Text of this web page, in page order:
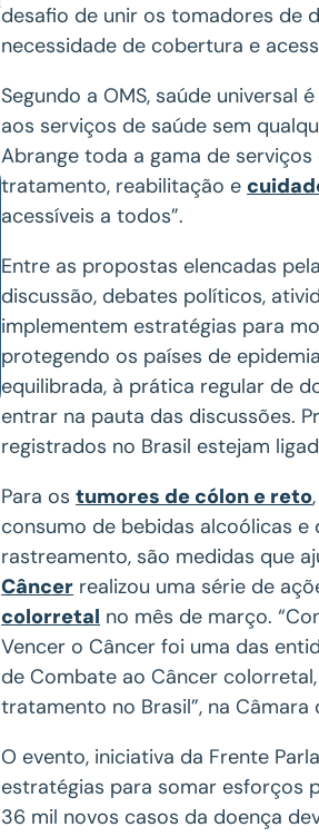
desafio de unir os tomadores de
necessidade de cobertura e
Segundo a OMS, saúde universal
aos serviços de saúde sem
Abrange toda a gama de
tratamento, reabilitação e
acessíveis a todos”.
Entre as propostas elencadas
discussão, debates políticos,
implementem estratégias para
protegendo os países de
equilibrada, à prática regular de
entrar na pauta das discussões.
registrados no Brasil estejam
Para ostumores de cólon e reto
consumo de bebidas alcoólicas
rastreamento, são medidas que
Câncer realizou uma série de
colorretal no mês de março.
Vencer o Câncer foi uma das
de Combate ao Câncer
tratamento no Brasil”, na Câmara
O evento, iniciativa da Frente
estratégias para somar esforços
36 mil novos casos da doença